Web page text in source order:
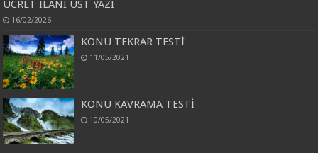
ÜCRET İLANI ÜST YAZI
16/02/2026
KONU TEKRAR TESTİ
11/05/2021
KONU KAVRAMA TESTİ
10/05/2021